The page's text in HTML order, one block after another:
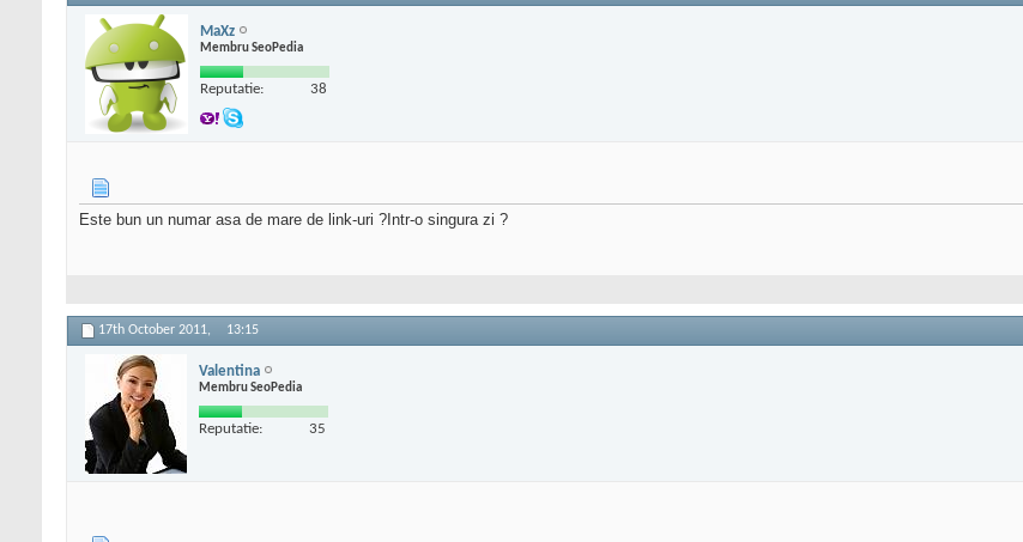
MaXz
Membru SeoPedia
Reputatie: 38
Este bun un numar asa de mare de link-uri ?Intr-o singura zi ?
17th October 2011, 13:15
Valentina
Membru SeoPedia
Reputatie: 35